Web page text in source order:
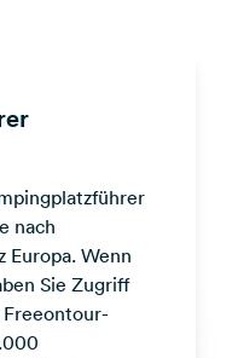
nach
Europa. Wenn
Sie Zugriff